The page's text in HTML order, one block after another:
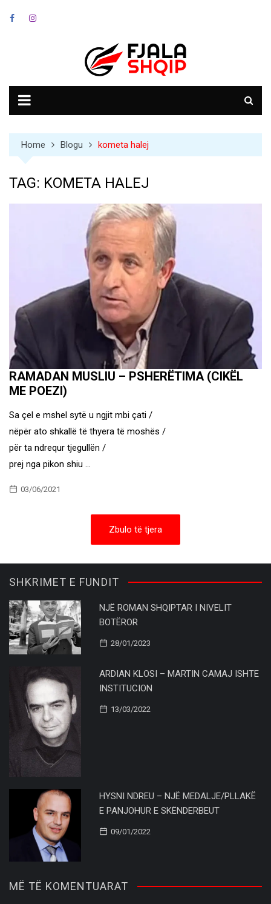
Home Blogu kometa halej
TAG: KOMETA HALEJ
RAMADAN MUSLIU – PSHERËTIMA (CIKËL
ME POEZI)
Sa çel e mshel sytë u ngjit mbi çati /
nëpër ato shkallë të thyera të moshës /
për ta ndrequr tjegullën /
prej nga pikon shiu …
03/06/2021
Zbulo të tjera
SHKRIMET E FUNDIT
NJË ROMAN SHQIPTAR I NIVELIT
BOTËROR
28/01/2023
ARDIAN KLOSI – MARTIN CAMAJ ISHTE
INSTITUCION
13/03/2022
HYSNI NDREU – NJË MEDALJE/PLLAKË
E PANJOHUR E SKËNDERBEUT
09/01/2022
MË TË KOMENTUARAT